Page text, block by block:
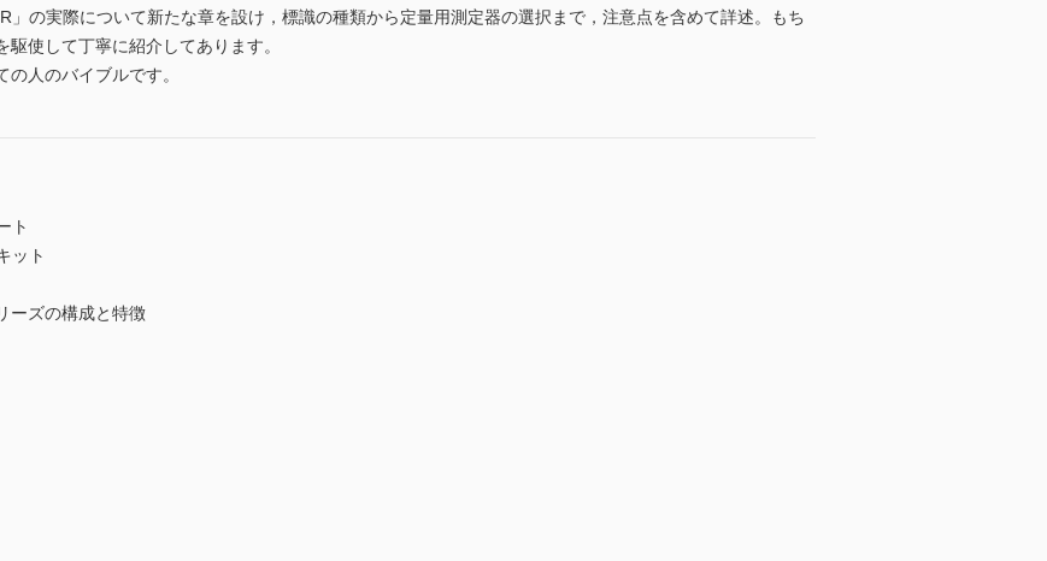
」の実際について新たな章を設け，標識の種類から定量用測定器の選択まで，注意点を含めて詳述。もち
使して丁寧に紹介してあります。
人のバイブルです。
ト
ット
ーズの構成と特徴